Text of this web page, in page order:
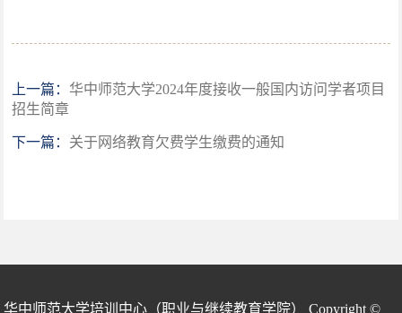
上一篇：华中师范大学2024年度接收一般国内访问学者项目
招生简章
下一篇： 关于网络教育欠费学生缴费的通知
华中师范大学培训中心（职业与继续教育学院） Copyright ©